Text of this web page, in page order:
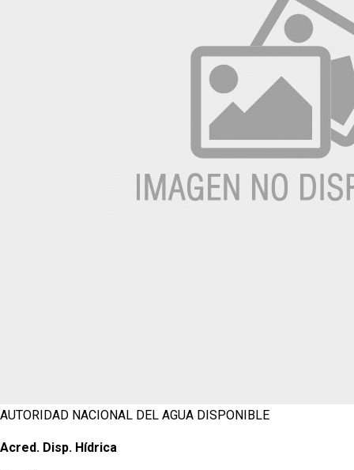
AUTORIDAD NACIONAL DEL AGUA DISPONIBLE
Acred. Disp. Hídrica